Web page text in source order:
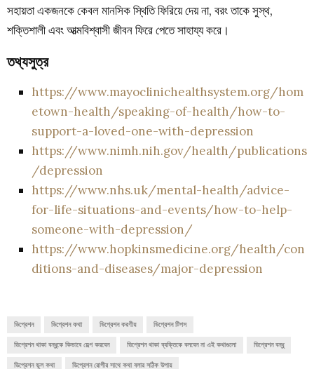
সহায়তা একজনকে কেবল মানসিক স্থিতি ফিরিয়ে দেয় না, বরং তাকে সুস্থ,
শক্তিশালী এবং আত্মবিশ্বাসী জীবন ফিরে পেতে সাহায্য করে।
তথ্যসুত্র
https://www.mayoclinichealthsystem.org/hom
etown-health/speaking-of-health/how-to-
support-a-loved-one-with-depression
https://www.nimh.nih.gov/health/publications
/depression
https://www.nhs.uk/mental-health/advice-
for-life-situations-and-events/how-to-help-
someone-with-depression/
https://www.hopkinsmedicine.org/health/con
ditions-and-diseases/major-depression
ডিপ্রেশন ডিপ্রেশন কথা ডিপ্রেশন করণীয় ডিপ্রেশন টিপস
ডিপ্রেশন থাকা বন্ধুকে কিভাবে হেল্প করবেন ডিপ্রেশন থাকা ব্যক্তিকে বলবেন না এই কথাগুলো ডিপ্রেশন বন্ধু
ডিপ্রেশন ভুল কথা ডিপ্রেশন রোগীর সাথে কথা বলার সঠিক উপায়